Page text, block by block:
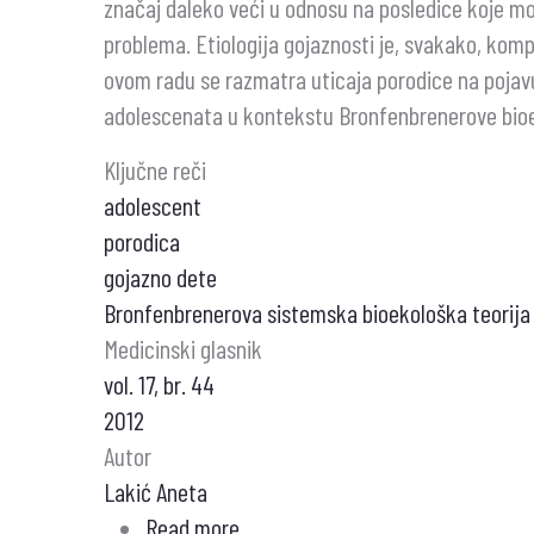
značaj daleko veći u odnosu na posledice koje
problema. Etiologija gojaznosti je, svakako,
ovom radu se razmatra uticaja porodice na
adolescenata u kontekstu Bronfenbrenerove
Ključne reči
adolescent
porodica
gojazno dete
Bronfenbrenerova sistemska bioekološka teorija
Medicinski glasnik
vol. 17, br. 44
2012
Autor
Lakić Aneta
Read more